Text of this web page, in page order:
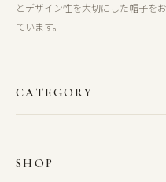
とデザイン性を大切にした帽子を
ています。
CATEGORY
SHOP